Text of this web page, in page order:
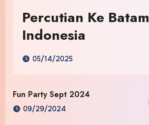
Percutian Ke Batam
Indonesia
05/14/2025
Fun Party Sept 2024
09/29/2024